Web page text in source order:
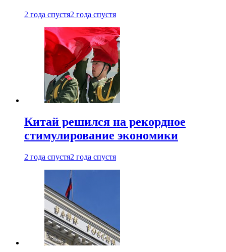
2 года спустя2 года спустя
Китай решился на рекордное
стимулирование экономики
2 года спустя2 года спустя